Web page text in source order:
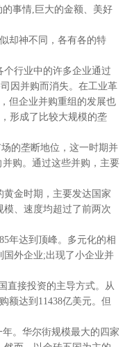
事情,巨大的金额、美好
却神不同，各有各的特
行业中的许多企业通过
因并购而消失。在工业革
但企业并购重组的发展也
形成了比较大规模的垄
的垄断地位，这一时期并
购。通过这些并购，主要
金时期，主要发达国家
、速度均超过了前两次
年达到顶峰。多元化的相
国外企业;出现了小企业并
直接投资的主导方式。从
额达到11438亿美元。但
。华尔街规模最大的四家